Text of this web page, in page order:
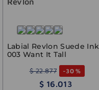
Labial Revlon Suede Ink
003 Want It Tall
$ 22.877 -30 %
$ 16 013